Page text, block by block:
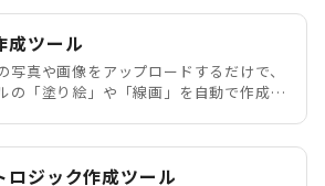
成ツール
写真や画像をアップロードするだけで、
の「塗り絵」や「線画」を自動で作成で
ロジック作成ツール